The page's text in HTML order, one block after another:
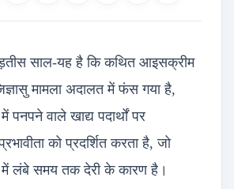
साल-यह है कि कथित आइसक्रीम
मामला अदालत में फंस गया है,
वाले खाद्य पदार्थों पर
को प्रदर्शित करता है, जो
में लंबे समय तक देरी के कारण है।